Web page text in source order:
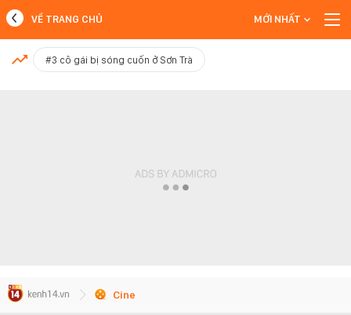
MỚI NHẤT
VỀ TRANG CHỦ MỚI NHẤT
#3 cô gái bị sóng cuốn ở Sơn Trà
Cine